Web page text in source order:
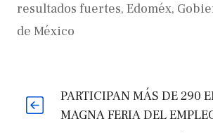
resultados fuertes, Edoméx,
de México
PARTICIPAN MÁS DE 290
MAGNA FERIA DEL